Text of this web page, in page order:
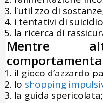
l’utilizzo di sostanze;
i tentativi di
la ricerca di
Mentre
il gioco d’azzardo
lo shopping
la guida spericolata;